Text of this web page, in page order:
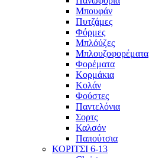
Μπουφάν
Πυτζάμες
Φόρμες
Μπλόύζες
Μπλουζοφορέματα
Φορέματα
Κορμάκια
Κολάν
Φούστες
Παντελόνια
Σορτς
Καλσόν
Παπούτσια
ΚΟΡΙΤΣΙ 6-13